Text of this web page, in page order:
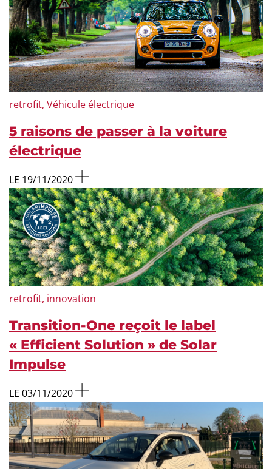
retrofit, Véhicule électrique
5 raisons de passer à la voiture
électrique
LE 19/11/2020
retrofit, innovation
Transition-One reçoit le label
« Efficient Solution » de Solar
Impulse
LE 03/11/2020